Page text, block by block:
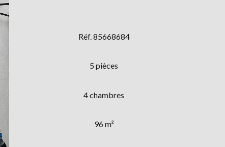
Réf. 85668684
5 pièces
4 chambres
96 m²